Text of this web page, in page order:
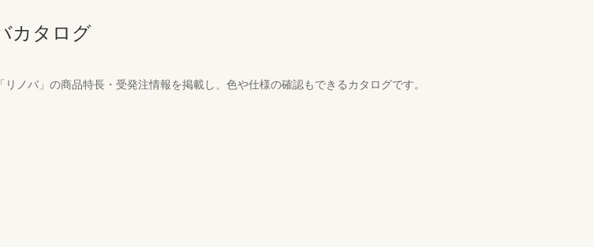
カタログ
ノバ」の商品特長・受発注情報を掲載し、色や仕様の確認もできるカタログです。